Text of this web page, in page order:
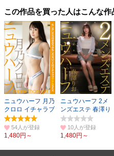
この作品を買った人はこんな
ニュウハーフ 月乃
クロロ イチャラブ
アナルSEX
54人
1,480円～
ニュウハーフ 2メ
ンズエステ 春澤り
お
10人
1,480円～